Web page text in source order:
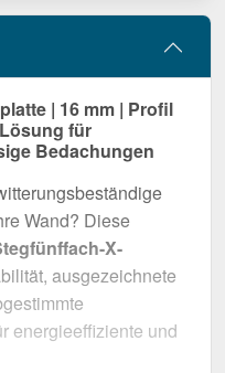
| 16 mm | Profil
für
Bedachungen
Wand? Diese
X-
ausgezeichnete
energieeffiziente und